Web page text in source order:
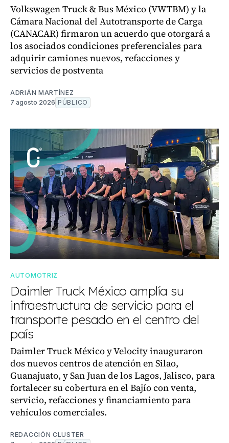
Volkswagen Truck & Bus México (VWTBM) y la
Cámara Nacional del Autotransporte de Carga
(CANACAR) firmaron un acuerdo que otorgará a
los asociados condiciones preferenciales para
adquirir camiones nuevos, refacciones y
servicios de postventa
ADRIÁN MARTÍNEZ
7 agosto 2026 PÚBLICO
AUTOMOTRIZ
Daimler Truck México amplía su
infraestructura de servicio para el
transporte pesado en el centro del
país
Daimler Truck México y Velocity inauguraron
dos nuevos centros de atención en Silao,
Guanajuato, y San Juan de los Lagos, Jalisco, para
fortalecer su cobertura en el Bajío con venta,
servicio, refacciones y financiamiento para
vehículos comerciales.
REDACCIÓN CLUSTER